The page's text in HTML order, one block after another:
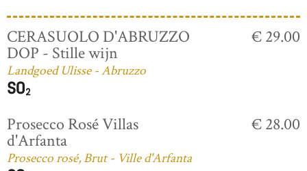
CERASUOLO D'ABRUZZO
DOP - Stille wijn
Landgoed Ulisse - Abruzzo
€ 29.00
Prosecco Rosé Villas
d'Arfanta
Prosecco rosé, Brut - Ville d'Arfanta
€ 28.00